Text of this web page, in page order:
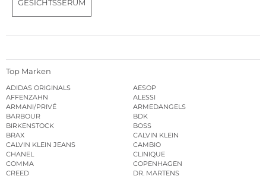
GESICHTSSERUM
Top Marken
ADIDAS ORIGINALS
AESOP
AFFENZAHN
ALESSI
ARMANI/PRIVÉ
ARMEDANGELS
BARBOUR
BDK
BIRKENSTOCK
BOSS
BRAX
CALVIN KLEIN
CALVIN KLEIN JEANS
CAMBIO
CHANEL
CLINIQUE
COMMA
COPENHAGEN
CREED
DR. MARTENS